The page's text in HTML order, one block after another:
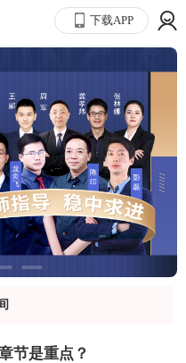
下载APP
节是重点？